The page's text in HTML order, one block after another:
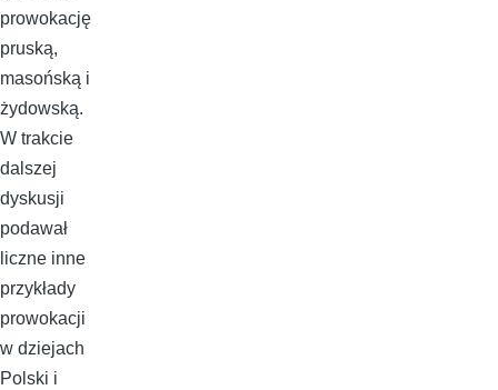
prowokację
pruską,
masońską i
żydowską.
W trakcie
dalszej
dyskusji
podawał
liczne inne
przykłady
prowokacji
w dziejach
Polski i